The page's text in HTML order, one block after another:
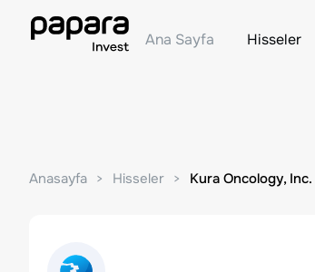
Ana Sayfa Hisseler
Anasayfa Hisseler Kura Oncology, Inc.